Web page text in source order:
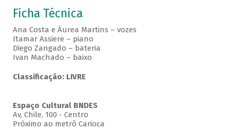
Ficha Técnica
Ana Costa e Áurea Martins – vozes
Itamar Assiere – piano
Diego Zangado – bateria
Ivan Machado – baixo
Classificação: LIVRE
Espaço Cultural BNDES
Av, Chile, 100 - Centro
Próximo ao metrô Carioca